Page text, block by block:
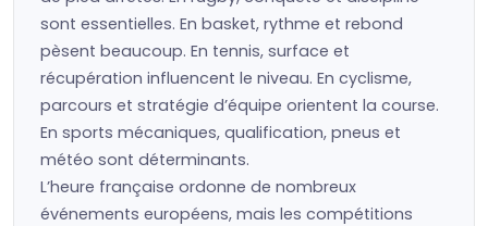
sont essentielles. En basket, rythme et rebond
pèsent beaucoup. En tennis, surface et
récupération influencent le niveau. En cyclisme,
parcours et stratégie d’équipe orientent la course.
En sports mécaniques, qualification, pneus et
météo sont déterminants.
L’heure française ordonne de nombreux
événements européens, mais les compétitions